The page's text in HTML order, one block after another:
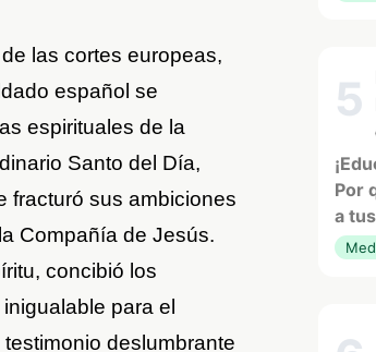
las cortes europeas,
español se
espirituales de la
Santo del Día,
fracturó sus ambiciones
Compañía de Jesús.
concibió los
para el
deslumbrante
5
Por
a